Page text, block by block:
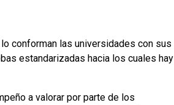
conforman las universidades con sus
estandarizadas hacia los cuales hay
a valorar por parte de los